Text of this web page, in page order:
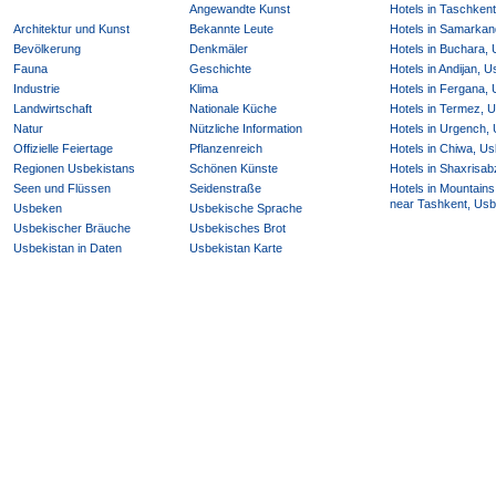
Angewandte Kunst
Architektur und Kunst
Bekannte Leute
Bevölkerung
Denkmäler
Fauna
Geschichte
Industrie
Klima
Landwirtschaft
Nationale Küche
Natur
Nützliche Information
Offizielle Feiertage
Pflanzenreich
Regionen Usbekistans
Schönen Künste
Seen und Flüssen
Seidenstraße
Usbeken
Usbekische Sprache
Usbekischer Bräuche
Usbekisches Brot
Usbekistan in Daten
Usbekistan Karte
Hotels in
Hotels in
Hotels in Buchara,
Hotels in Andijan,
Hotels in Fergana,
Hotels in Termez,
Hotels in Urgench,
Hotels in Chiwa,
Hotels in
Hotels in
near Tashkent,